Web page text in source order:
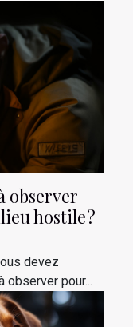
observer
hostile ?
devez
pour...